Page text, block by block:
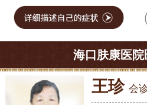
海口肤康医院
王珍 会